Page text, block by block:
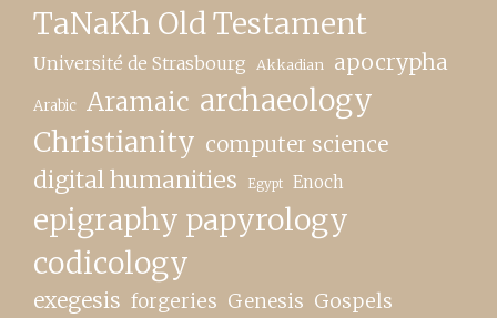
TaNaKh Old Testament
Université de Strasbourg Akkadian apocrypha
Arabic Aramaic archaeology
Christianity computer science
digital humanities Egypt Enoch
epigraphy papyrology
codicology
exegesis forgeries Genesis Gospels